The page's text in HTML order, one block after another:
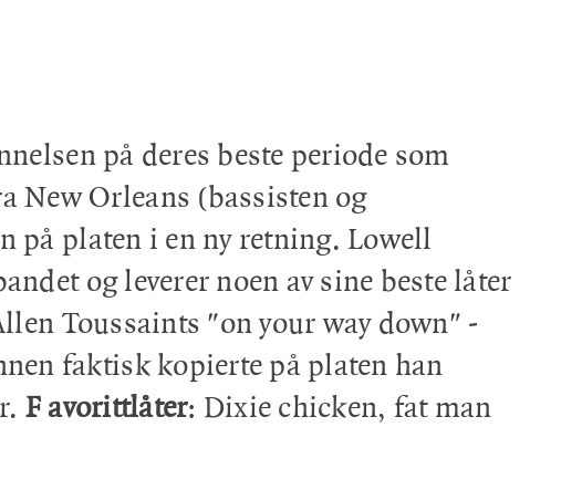
på deres beste periode som
New Orleans (bassisten og
på platen i en ny retning. Lowell
og leverer noen av sine beste låter
Toussaints "on your way down" -
faktisk kopierte på platen han
Favorittlåter: Dixie chicken, fat man